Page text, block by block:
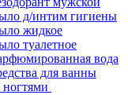
д/интим гигиены
жидкое
туалетное
вода
для ванны
ногтями